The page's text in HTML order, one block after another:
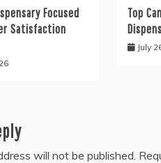
Focused
Satisfaction
Top
July
will not be published.